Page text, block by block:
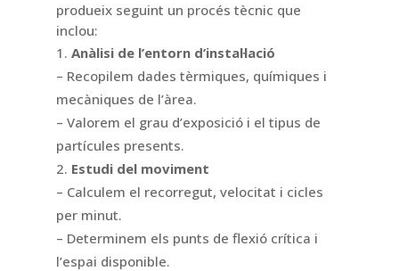
produeix seguint un procés tècnic que
inclou:
Anàlisi de l’entorn d’instal·lació
– Recopilem dades tèrmiques, químiques i
mecàniques de l’àrea.
– Valorem el grau d’exposició i el tipus de
partícules presents.
Estudi del moviment
– Calculem el recorregut, velocitat i cicles
per minut.
– Determinem els punts de flexió crítica i
l’espai disponible.